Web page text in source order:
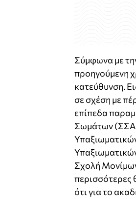
Σύμφωνα με
προηγούμενη
κατεύθυνση.
σε σχέση με
επίπεδα
Σωμάτων
Σχολή
περισσότερες
ότι για το